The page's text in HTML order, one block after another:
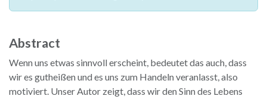
Abstract
Wenn uns etwas sinnvoll erscheint, bedeutet das auch, dass
wir es gutheißen und es uns zum Handeln veranlasst, also
motiviert. Unser Autor zeigt, dass wir den Sinn des Lebens